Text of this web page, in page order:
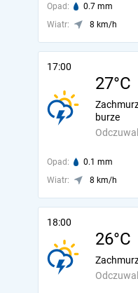
Opad: 0.7 mm
Wiatr:
8 km/h
17:00
27°C
burze
Opad: 0.1 mm
Wiatr:
8 km/h
18:00
26°C